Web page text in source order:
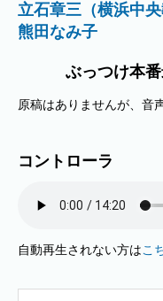
立石章三（横浜中
熊田なみ子
ぶっつけ本
原稿はありませんが、音
コントローラ
自動再生されない方はこ